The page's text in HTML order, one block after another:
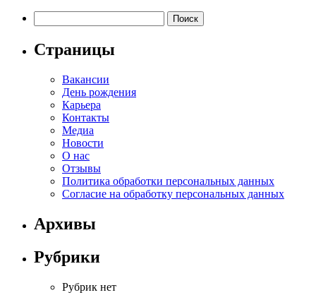
Страницы
Вакансии
День рождения
Карьера
Контакты
Медиа
Новости
О нас
Отзывы
Политика обработки персональных данных
Согласие на обработку персональных данных
Архивы
Рубрики
Рубрик нет